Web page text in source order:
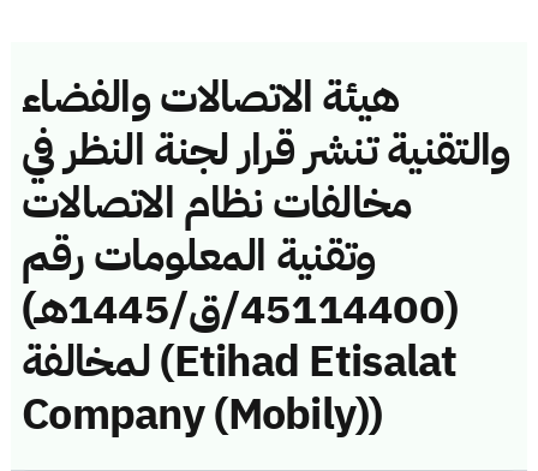
هيئة الاتصالات والفضاء
والتقنية تنشر قرار لجنة النظر في
مخالفات نظام الاتصالات
وتقنية المعلومات رقم
(45114400/ق/1445هـ)
لمخالفة (Etihad Etisalat
Company (Mobily))